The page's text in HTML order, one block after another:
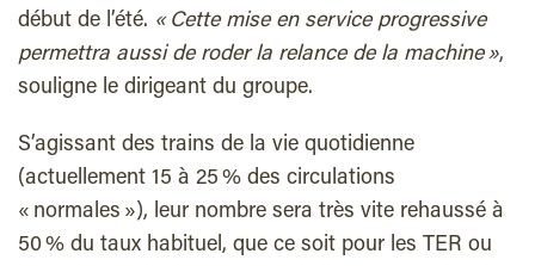
début de l’été. « Cette mise en service progressive
permettra aussi de roder la relance de la machine »,
souligne le dirigeant du groupe.
S’agissant des trains de la vie quotidienne
(actuellement 15 à 25 % des circulations
« normales »), leur nombre sera très vite rehaussé à
50 % du taux habituel, que ce soit pour les TER ou